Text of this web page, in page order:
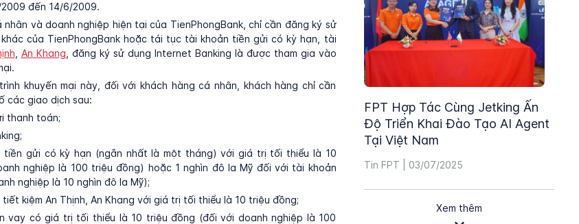
đến 14/6/2009.
và doanh nghiệp hiện tại của TienPhongBank, chỉ cần đăng ký sử
của TienPhongBank hoặc tái tục tài khoản tiền gửi có kỳ hạn, tài
An Khang , đăng ký sử dụng Internet Banking là được tham gia vào
khuyến mại này, đối với khách hàng cá nhân, khách hàng chỉ cần
các giao dịch sau:
thanh toán;
gửi có kỳ hạn (ngắn nhất là một tháng) với giá trị tối thiểu là 10
nghiệp là 100 triệu đồng) hoặc 1 nghìn đô la Mỹ đối với tài khoản
nghiệp là 10 nghìn đô la Mỹ);
kiệm An Thịnh, An Khang với giá trị tối thiểu là 10 triệu đồng;
vay có giá trị tối thiểu là 10 triệu đồng (đối với doanh nghiệp là 100
FPT Hợp Tác Cùng Jetking Ấn
Độ Triển Khai Đào Tạo AI Agent
Tại Việt Nam
Tin FPT | 03/07/2025
Xem thêm